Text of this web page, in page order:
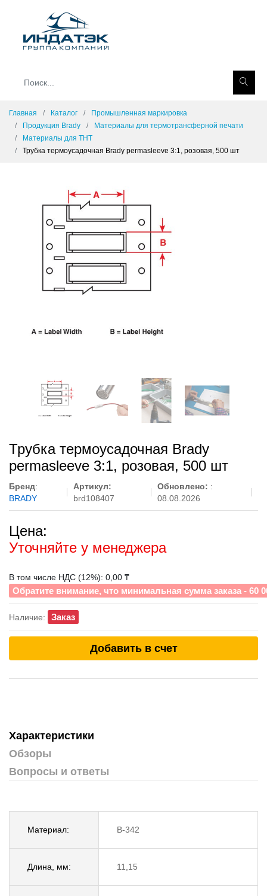
Главная Каталог
Промышленная маркировка
Продукция Brady
Материалы для термотрансферной печати
Материалы для THT
Трубка термоусадочная Brady permasleeve 3:1, розовая, 500 шт
Трубка термоусадочная Brady
permasleeve 3:1, розовая, 500 шт
Бренд:
BRADY
Артикул:
brd108407
Обновлено: :
08.08.2026
Цена:
Уточняйте у менеджера
В том числе НДС (12%): 0,00 ₸
Обратите внимание, что минимальная сумма заказа - 60
Наличие: Заказ
Добавить в счет
Характеристики
Обзоры
Вопросы и ответы
Материал: B-342
Длина, мм: 11,15